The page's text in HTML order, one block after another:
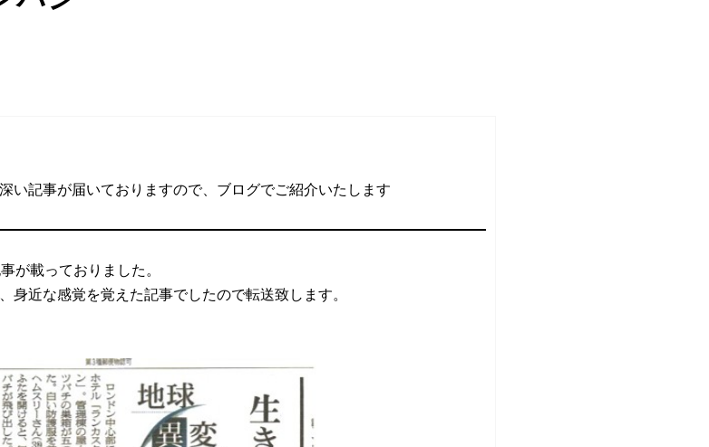
い記事が届いておりますので、ブログでご紹介いたします
が載っておりました。
身近な感覚を覚えた記事でしたので転送致します。